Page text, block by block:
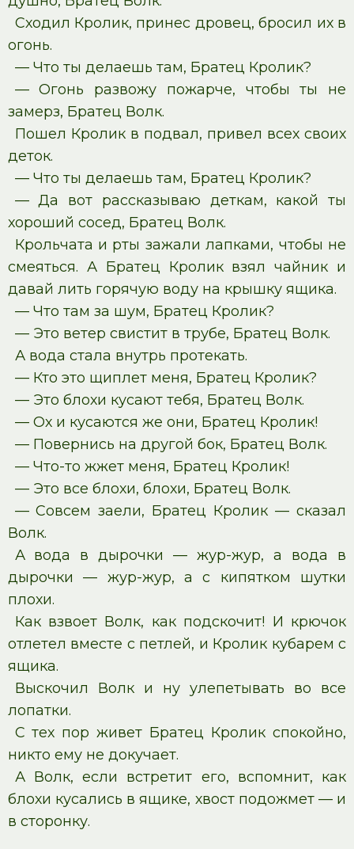
Сходил Кролик, принес дровец, бросил их в
огонь.
— Что ты делаешь там, Братец Кролик?
— Огонь развожу пожарче, чтобы ты не
замерз, Братец Волк.
Пошел Кролик в подвал, привел всех своих
деток.
— Что ты делаешь там, Братец Кролик?
— Да вот рассказываю деткам, какой ты
хороший сосед, Братец Волк.
Крольчата и рты зажали лапками, чтобы не
смеяться. А Братец Кролик взял чайник и
давай лить горячую воду на крышку ящика.
— Что там за шум, Братец Кролик?
— Это ветер свистит в трубе, Братец Волк.
А вода стала внутрь протекать.
— Кто это щиплет меня, Братец Кролик?
— Это блохи кусают тебя, Братец Волк.
— Ох и кусаются же они, Братец Кролик!
— Повернись на другой бок, Братец Волк.
— Что-то жжет меня, Братец Кролик!
— Это все блохи, блохи, Братец Волк.
— Совсем заели, Братец Кролик — сказал
Волк.
А вода в дырочки — жур-жур, а вода в
дырочки — жур-жур, а с кипятком шутки
плохи.
Как взвоет Волк, как подскочит! И крючок
отлетел вместе с петлей, и Кролик кубарем с
ящика.
Выскочил Волк и ну улепетывать во все
лопатки.
С тех пор живет Братец Кролик спокойно,
никто ему не докучает.
А Волк, если встретит его, вспомнит, как
блохи кусались в ящике, хвост подожмет — и
в сторонку.